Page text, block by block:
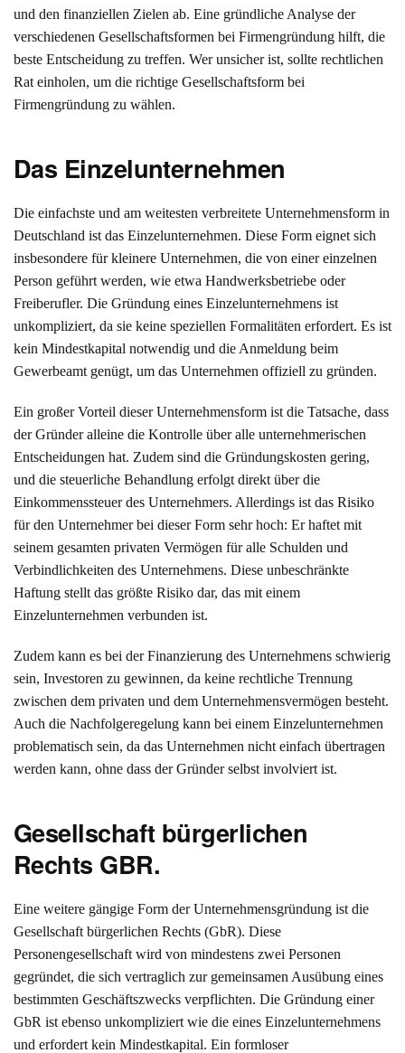
und den finanziellen Zielen ab. Eine gründliche Analyse der
verschiedenen Gesellschaftsformen bei Firmengründung hilft, die
beste Entscheidung zu treffen. Wer unsicher ist, sollte rechtlichen
Rat einholen, um die richtige Gesellschaftsform bei
Firmengründung zu wählen.
Das Einzelunternehmen
Die einfachste und am weitesten verbreitete Unternehmensform in
Deutschland ist das Einzelunternehmen. Diese Form eignet sich
insbesondere für kleinere Unternehmen, die von einer einzelnen
Person geführt werden, wie etwa Handwerksbetriebe oder
Freiberufler. Die Gründung eines Einzelunternehmens ist
unkompliziert, da sie keine speziellen Formalitäten erfordert. Es ist
kein Mindestkapital notwendig und die Anmeldung beim
Gewerbeamt genügt, um das Unternehmen offiziell zu gründen.
Ein großer Vorteil dieser Unternehmensform ist die Tatsache, dass
der Gründer alleine die Kontrolle über alle unternehmerischen
Entscheidungen hat. Zudem sind die Gründungskosten gering,
und die steuerliche Behandlung erfolgt direkt über die
Einkommenssteuer des Unternehmers. Allerdings ist das Risiko
für den Unternehmer bei dieser Form sehr hoch: Er haftet mit
seinem gesamten privaten Vermögen für alle Schulden und
Verbindlichkeiten des Unternehmens. Diese unbeschränkte
Haftung stellt das größte Risiko dar, das mit einem
Einzelunternehmen verbunden ist.
Zudem kann es bei der Finanzierung des Unternehmens schwierig
sein, Investoren zu gewinnen, da keine rechtliche Trennung
zwischen dem privaten und dem Unternehmensvermögen besteht.
Auch die Nachfolgeregelung kann bei einem Einzelunternehmen
problematisch sein, da das Unternehmen nicht einfach übertragen
werden kann, ohne dass der Gründer selbst involviert ist.
Gesellschaft bürgerlichen
Rechts GBR.
Eine weitere gängige Form der Unternehmensgründung ist die
Gesellschaft bürgerlichen Rechts (GbR). Diese
Personengesellschaft wird von mindestens zwei Personen
gegründet, die sich vertraglich zur gemeinsamen Ausübung eines
bestimmten Geschäftszwecks verpflichten. Die Gründung einer
GbR ist ebenso unkompliziert wie die eines Einzelunternehmens
und erfordert kein Mindestkapital. Ein formloser